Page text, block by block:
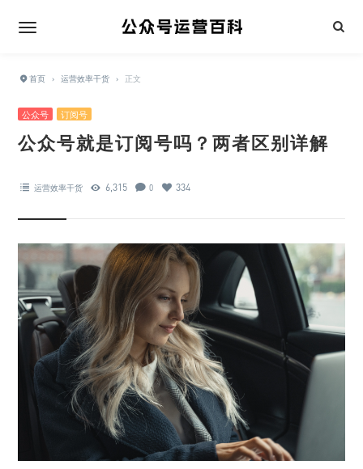
首页 › 运营效率干货 › 正文
公众号 订阅号
公众号就是订阅号吗？两者区别详解
运营效率干货 6,315 0 334